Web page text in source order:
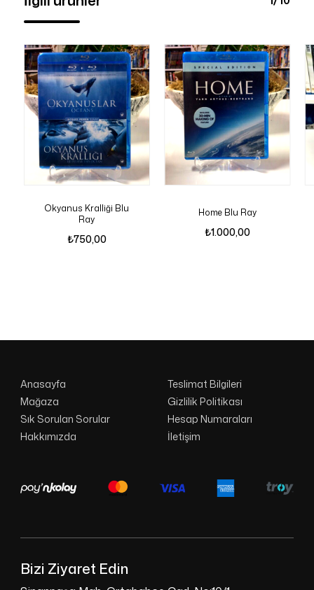
Okyanus Kralliği Blu
Ray
₺750,00
Home Blu Ray
₺1.000,00
Bizi Ziyaret Edin
Anasayfa
Mağaza
Sık Sorulan Sorular
Hakkımızda
Teslimat Bilgileri
Gizlilik Politikası
Hesap Numaraları
İletişim